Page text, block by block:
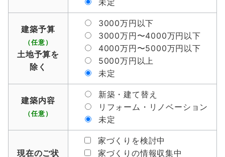
建築予算
（任意）
土地予算を
除く
3000万円以下
3000万円〜4000万円以下
4000万円〜5000万円以下
5000万円以上
未定
建築内容
（任意）
新築・建て替え
リフォーム・リノベーション
未定
現在のご状
家づくりを検討中
家づくりの情報収集中